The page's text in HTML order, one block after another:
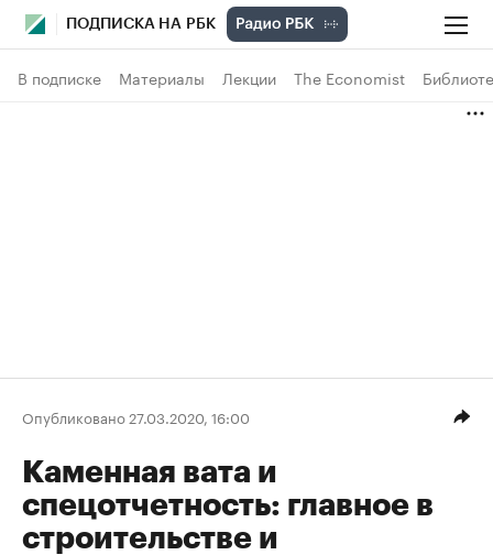
ПОДПИСКА НА РБК
В подписке Материалы Лекции The Economist
Опубликовано 27.03.2020, 16:00
Каменная вата и
спецотчетность: главное в
строительстве и